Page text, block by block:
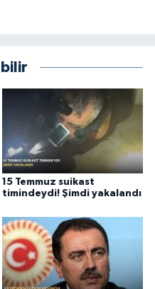
15 Temmuz suikast
timindeydi! Şimdi yakalandı